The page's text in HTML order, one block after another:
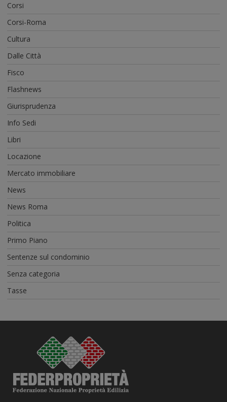
Corsi
Corsi-Roma
Cultura
Dalle Città
Fisco
Flashnews
Giurisprudenza
Info Sedi
Libri
Locazione
Mercato immobiliare
News
News Roma
Politica
Primo Piano
Sentenze sul condominio
Senza categoria
Tasse